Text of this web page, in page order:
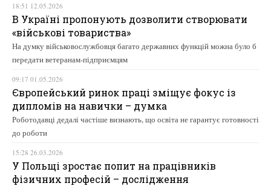
18:51 12.05.2026
В Україні пропонують дозволити створювати
«військові товариства»
На думку військовослужбовця багато державних функцій можна було б
передати ветеранам-підприємцям
09:17 01.05.2026
Європейський ринок праці зміщує фокус із
дипломів на навички – думка
Роботодавці дедалі частіше визнають, що освіта не гарантує готовності
до роботи
15:28 26.03.2026
У Польщі зростає попит на працівників
фізичних професій – дослідження